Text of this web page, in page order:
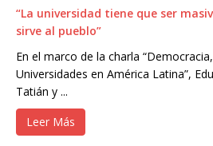
“La universidad tiene que ser
sirve al pueblo”
En el marco de la charla
Universidades en América Latina”,
Tatián y ...
Leer Más